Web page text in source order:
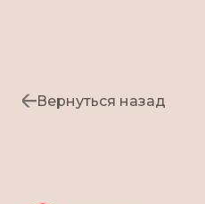
Вернуться назад